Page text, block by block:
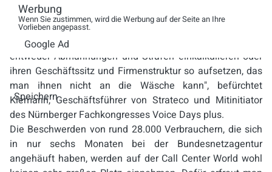
zwinge man mit der Gesetzesnovelle nicht in die Knie,
prognostiziert Call Center-Fachmann Jens Klemann: „Die
werden ihr ‚Geschäftsmodell' so abändern, dass sie
entweder Abmahnungen und Strafen einkalkulieren oder
ihren Geschäftssitz und Firmenstruktur so aufsetzen, das
man ihnen nicht an die Wäsche kann", befürchtet
Klemann, Geschäftsführer von Strateco und Mitinitiator
des Nürnberger Fachkongresses Voice Days plus.
Die Beschwerden von rund 28.000 Verbrauchern, die sich
in nur sechs Monaten bei der Bundesnetzagentur
angehäuft haben, werden auf der Call Center World wohl
Werbung
Wenn Sie zustimmen, wird die Werbung auf der Seite an Ihre
Vorlieben angepasst.
Google Ad
Speichern